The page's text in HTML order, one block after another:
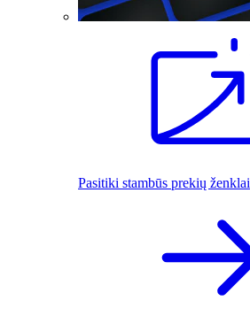
Pasitiki stambūs prekių ženklai